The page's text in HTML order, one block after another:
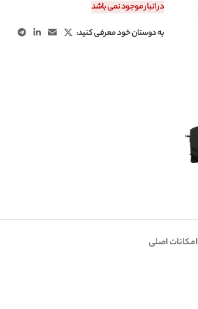
در انبار موجود نمی باشد
به دوستان خود معرفی کنید:
امکانات اصلی